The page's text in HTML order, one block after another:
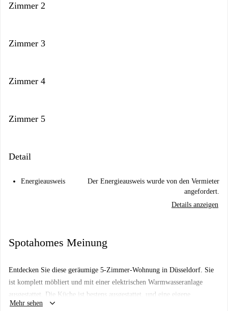
Zimmer 2
Zimmer 3
Zimmer 4
Zimmer 5
Detail
Energieausweis
Der Energieausweis wurde von den Vermieter
angefordert.
Details anzeigen
Spotahomes Meinung
Entdecken Sie diese geräumige 5-Zimmer-Wohnung in Düsseldorf. Sie
ist komplett möbliert und mit einer elektrischen Warmwasseranlage
ausgestattet. Die Küche ist bestens ausgestattet, und eine eigene
Waschmaschine steht Ihnen zur Verfügung. Rauchen ist in der Wohnung
Mehr sehen keyboard_arrow_down